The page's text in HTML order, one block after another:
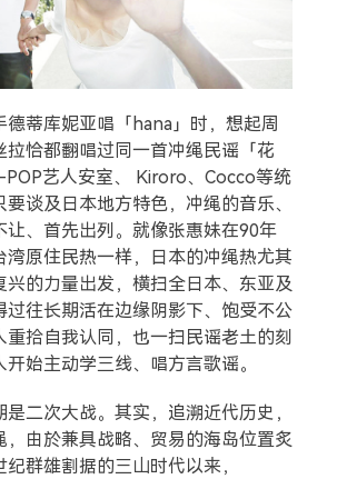
德蒂库妮亚唱「hana」时，想起周
拉恰都翻唱过同一首冲绳民谣「花
POP艺人安室、 Kiroro、Cocco等统
谈及日本地方特色，冲绳的音乐、
让、首先出列。就像张惠妹在90年
湾原住民热一样，日本的冲绳热尤其
兴的力量出发，横扫全日本、东亚及
过往长期活在边缘阴影下、饱受不公
重拾自我认同，也一扫民谣老土的刻
始主动学三线、唱方言歌谣。
二次大战。其实，追溯近代历史，
，由於兼具战略、贸易的海岛位置炙
群雄割据的三山时代以来，